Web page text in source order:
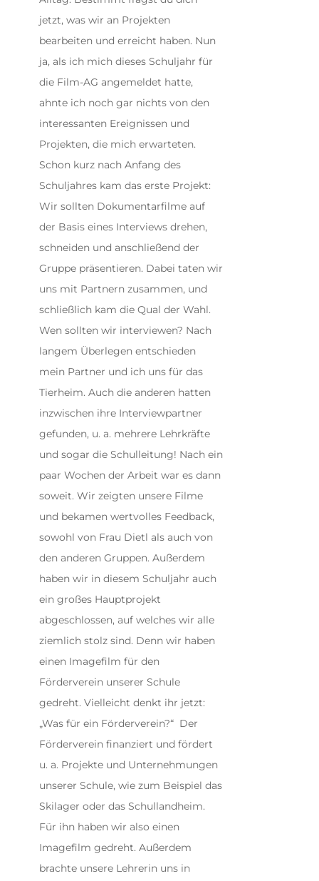
jetzt, was wir an Projekten
bearbeiten und erreicht haben. Nun
ja, als ich mich dieses Schuljahr für
die Film-AG angemeldet hatte,
ahnte ich noch gar nichts von den
interessanten Ereignissen und
Projekten, die mich erwarteten.
Schon kurz nach Anfang des
Schuljahres kam das erste Projekt:
Wir sollten Dokumentarfilme auf
der Basis eines Interviews drehen,
schneiden und anschließend der
Gruppe präsentieren. Dabei taten wir
uns mit Partnern zusammen, und
schließlich kam die Qual der Wahl.
Wen sollten wir interviewen? Nach
langem Überlegen entschieden
mein Partner und ich uns für das
Tierheim. Auch die anderen hatten
inzwischen ihre Interviewpartner
gefunden, u. a. mehrere Lehrkräfte
und sogar die Schulleitung! Nach ein
paar Wochen der Arbeit war es dann
soweit. Wir zeigten unsere Filme
und bekamen wertvolles Feedback,
sowohl von Frau Dietl als auch von
den anderen Gruppen. Außerdem
haben wir in diesem Schuljahr auch
ein großes Hauptprojekt
abgeschlossen, auf welches wir alle
ziemlich stolz sind. Denn wir haben
einen Imagefilm für den
Förderverein unserer Schule
gedreht. Vielleicht denkt ihr jetzt:
„Was für ein Förderverein?“ Der
Förderverein finanziert und fördert
u. a. Projekte und Unternehmungen
unserer Schule, wie zum Beispiel das
Skilager oder das Schullandheim.
Für ihn haben wir also einen
Imagefilm gedreht. Außerdem
brachte unsere Lehrerin uns in